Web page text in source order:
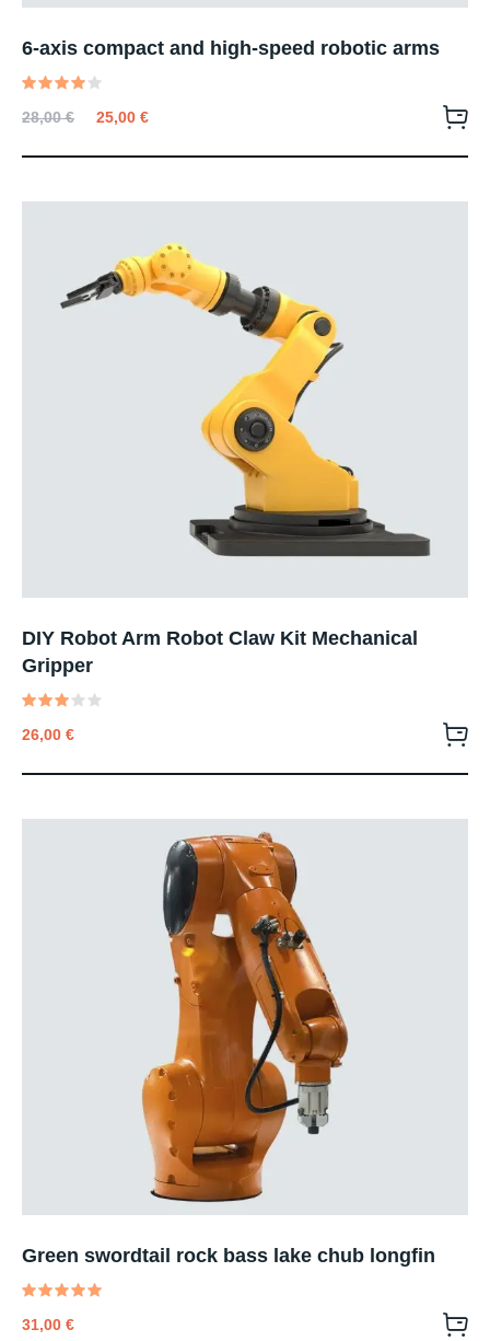
6-axis compact and high-speed robotic arms
4.00
28,00€ 25,00 €
DIY Robot Arm Robot Claw Kit Mechanical
Gripper
3.00
26,00 €
Green swordtail rock bass lake chub longfin
5.00
31,00 €